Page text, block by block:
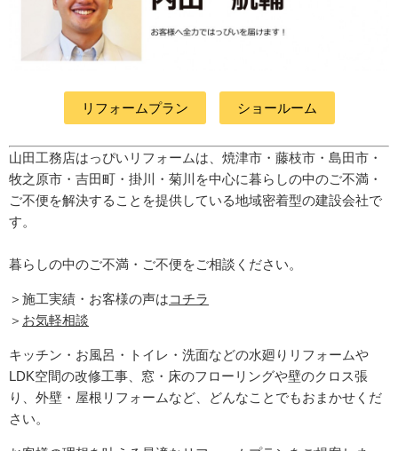
リフォームプラン ショールーム
山田工務店はっぴいリフォームは、焼津市・藤枝市・島田市・
牧之原市・吉田町 ・掛川・菊川 を中心に暮らしの中のご不満・
ご不便を解決することを提供している地域密着型の建設会社で
す。
暮らしの中のご不満・ご不便をご相談ください。
＞施工実績・お客様の声はコチラ
＞ お気軽相談
キッチン・お風呂・トイレ・洗面などの水廻りリフォームや
LDK空間の改修工事、窓・床のフローリングや壁のクロス張
り、外壁・屋根リフォームなど、どんなことでもおまかせくだ
さい。